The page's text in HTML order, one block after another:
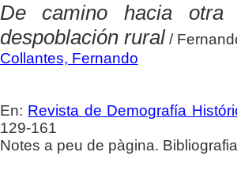
De camino hacia
despoblación rural/
Collantes, Fernando
En: Revista de Demografía
129-161
Notes a peu de pàgina.